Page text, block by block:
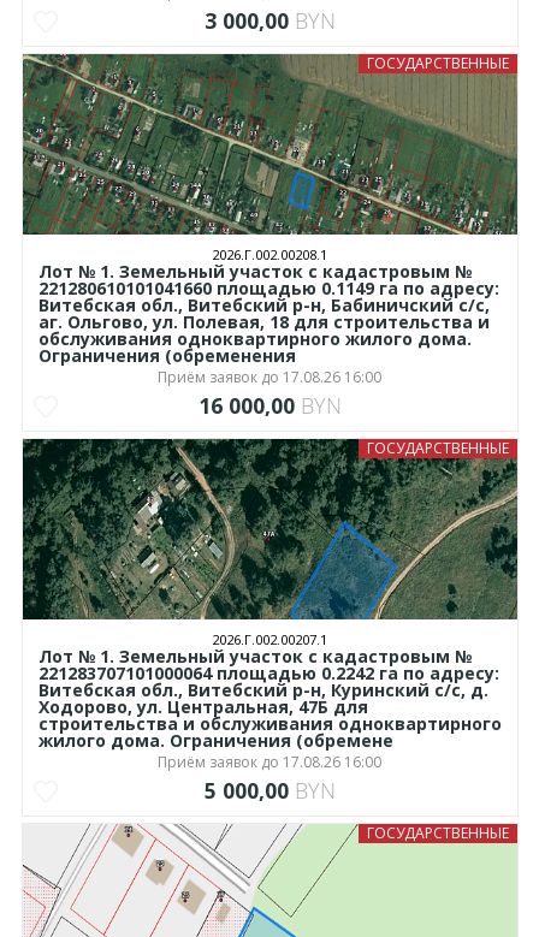
3 000,00 BYN
ГОСУДАРСТВЕННЫЕ
2026.Г.002.00208.1
Лот № 1. Земельный участок с кадастровым №
221280610101041660 площадью 0.1149 га по адресу:
Витебская обл., Витебский р-н, Бабиничский с/с,
аг. Ольгово, ул. Полевая, 18 для строительства и
обслуживания одноквартирного жилого дома.
Ограничения (обременения
Приём заявок до 17.08.26 16:00
16 000,00 BYN
ГОСУДАРСТВЕННЫЕ
2026.Г.002.00207.1
Лот № 1. Земельный участок с кадастровым №
221283707101000064 площадью 0.2242 га по адресу:
Витебская обл., Витебский р-н, Куринский с/с, д.
Ходорово, ул. Центральная, 47Б для
строительства и обслуживания одноквартирного
жилого дома. Ограничения (обремене
Приём заявок до 17.08.26 16:00
5 000,00 BYN
ГОСУДАРСТВЕННЫЕ